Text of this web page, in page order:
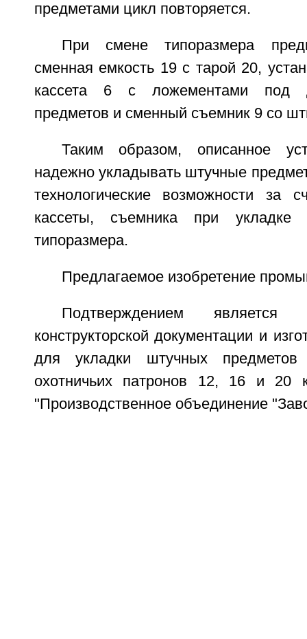
предметами цикл повторяется.
При смене типоразмера
сменная емкость 19 с тарой 20,
кассета 6 с ложементами под
предметов и сменный съемник 9 со
Таким образом, описанное
надежно укладывать штучные
технологические возможности за
кассеты, съемника при укладке
типоразмера.
Предлагаемое изобретение
Подтверждением является
конструкторской документации и
для укладки штучных
охотничьих патронов 12, 16 и 20
"Производственное объединение